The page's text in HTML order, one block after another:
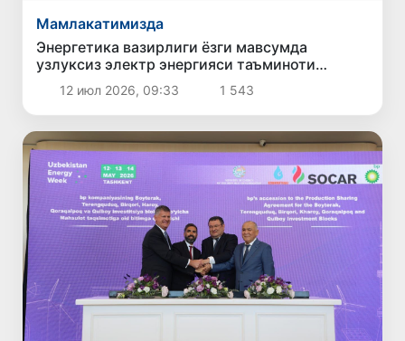
Мамлакатимизда
Энергетика вазирлиги ёзги мавсумда
узлуксиз электр энергияси таъминоти
бўйича чораларни кучайтирмоқда
12 июл 2026, 09:33 1 543